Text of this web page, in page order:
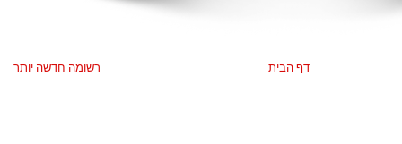
רשומה חדשה יותר דף הבית